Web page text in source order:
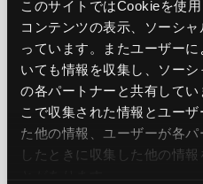
このサイトではCookieを使
コンテンツの表示、ソーシ
っています。またユーザー
いても情報を収集し、ソー
の各パートナーと共有して
こで収集された情報とユー
た他の情報、ユーザーが各
したときに収集した他の情